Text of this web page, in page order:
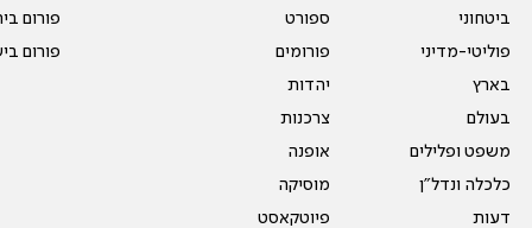
ביטחוני
פוליטי-מדיני
בארץ
בעולם
משפט ופלילים
כלכלה ונדל"ן
דעות
ספורט
פורומים
יהדות
צרכנות
אופנה
מוסיקה
פיוטקאסט
פורום
פורום